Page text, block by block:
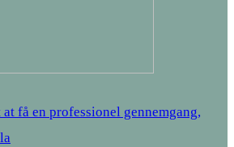
få en professionel gennemgang,